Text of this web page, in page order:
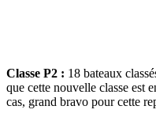
Classe P2 : 18 bateaux
que cette nouvelle classe est
cas, grand bravo pour cette